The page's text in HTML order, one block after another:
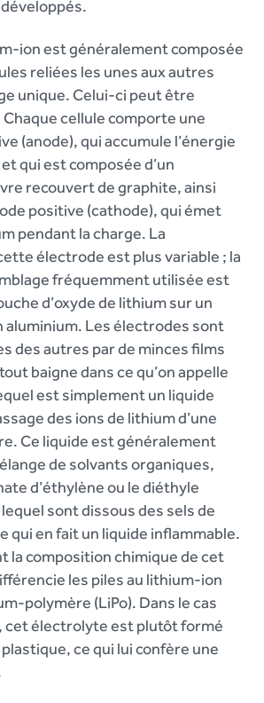
ion est généralement composée
reliées les unes aux autres
unique. Celui-ci peut être
cellule comporte une
(anode), qui accumule l’énergie
qui est composée d’un
recouvert de graphite, ainsi
positive (cathode), qui émet
pendant la charge. La
électrode est plus variable ; la
fréquemment utilisée est
d’oxyde de lithium sur un
aluminium. Les électrodes sont
des autres par de minces films
baigne dans ce qu’on appelle
est simplement un liquide
des ions de lithium d’une
Ce liquide est généralement
de solvants organiques,
d’éthylène ou le diéthyle
sont dissous des sels de
qui en fait un liquide inflammable.
la composition chimique de cet
les piles au lithium-ion
polymère (LiPo). Dans le cas
cet électrolyte est plutôt formé
plastique, ce qui lui confère une